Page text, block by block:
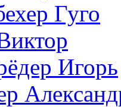
Гуго
Игорь